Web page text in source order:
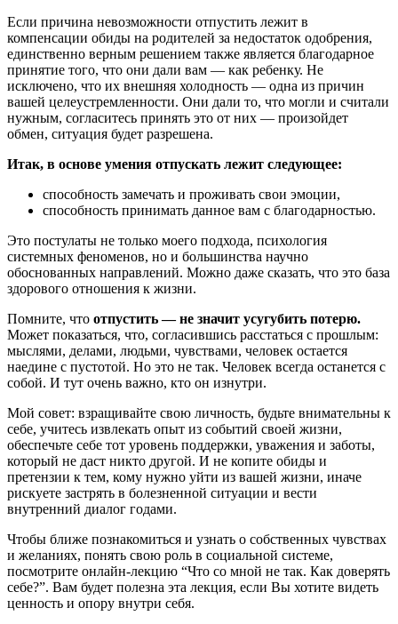
Если причина невозможности отпустить лежит в
компенсации обиды на родителей за недостаток одобрения,
единственно верным решением также является благодарное
принятие того, что они дали вам — как ребенку. Не
исключено, что их внешняя холодность — одна из причин
вашей целеустремленности. Они дали то, что могли и считали
нужным, согласитесь принять это от них — произойдет
обмен, ситуация будет разрешена.
Итак, в основе умения отпускать лежит следующее:
способность замечать и проживать свои эмоции,
способность принимать данное вам с благодарностью.
Это постулаты не только моего подхода, психология
системных феноменов, но и большинства научно
обоснованных направлений. Можно даже сказать, что это база
здорового отношения к жизни.
Помните, что отпустить — не значит усугубить потерю.
Может показаться, что, согласившись расстаться с прошлым:
мыслями, делами, людьми, чувствами, человек остается
наедине с пустотой. Но это не так. Человек всегда останется с
собой. И тут очень важно, кто он изнутри.
Мой совет: взращивайте свою личность, будьте внимательны к
себе, учитесь извлекать опыт из событий своей жизни,
обеспечьте себе тот уровень поддержки, уважения и заботы,
который не даст никто другой. И не копите обиды и
претензии к тем, кому нужно уйти из вашей жизни, иначе
рискуете застрять в болезненной ситуации и вести
внутренний диалог годами.
Чтобы ближе познакомиться и узнать о собственных чувствах
и желаниях, понять свою роль в социальной системе,
посмотрите онлайн-лекцию “Что со мной не так. Как доверять
себе?”. Вам будет полезна эта лекция, если Вы хотите видеть
ценность и опору внутри себя.